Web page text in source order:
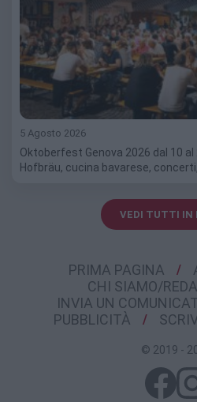
5 Agosto 2026
Oktoberfest Genova 2026 dal 10
Hofbräu, cucina bavarese,
VEDI TUTTI IN
PRIMA PAGINA
CHI SIAMO/
INVIA UN
PUBBLICITÀ
© 2019 -